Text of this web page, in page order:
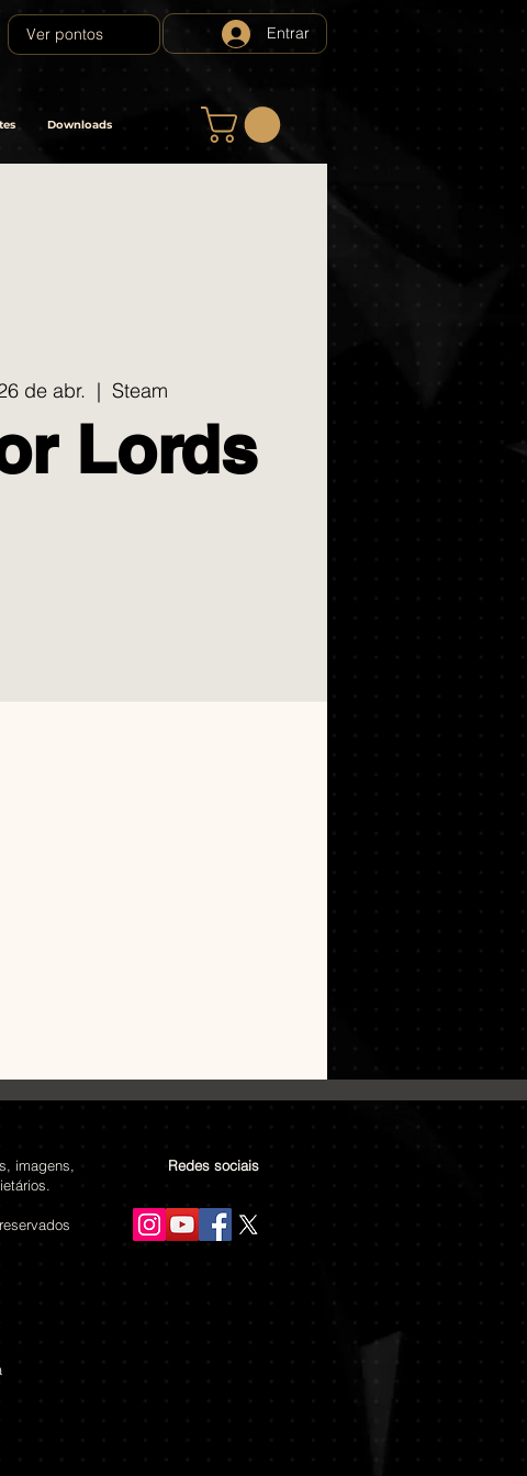
Ver pontos
Downloads
Entrar
de abr.
  |
Steam
Lords
imagens,
Redes sociais